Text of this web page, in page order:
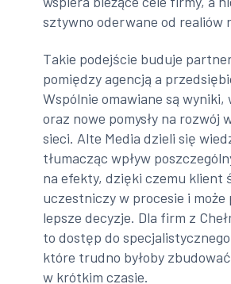
sztywno oderwane od realiów
Takie podejście buduje
pomiędzy agencją a
Wspólnie omawiane są wyniki,
oraz nowe pomysły na rozwój
sieci. Alte Media dzieli się
tłumacząc wpływ
na efekty, dzięki czemu klient
uczestniczy w procesie i może
lepsze decyzje. Dla firm z
to dostęp do
które trudno byłoby
w krótkim czasie.